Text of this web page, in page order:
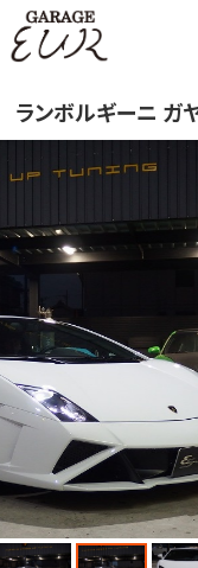
ニュース
在庫車情報
EURスポーツ
工場紹介
会社概要
アクセス
お問い合わせ
ランボルギーニ